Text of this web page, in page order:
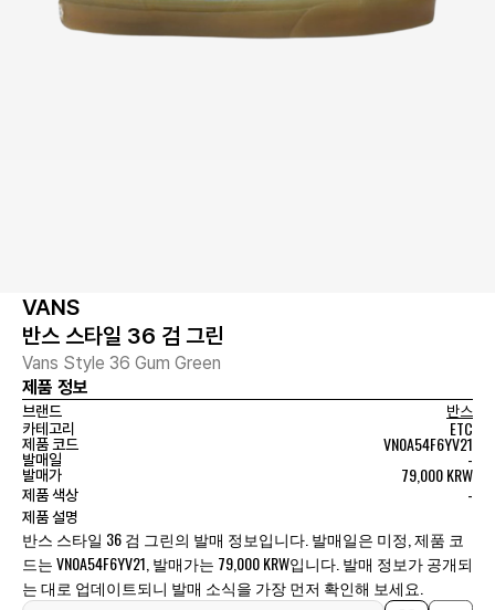
VANS
반스 스타일 36 검 그린
Vans Style 36 Gum Green
제품 정보
브랜드
반스
카테고리
ETC
제품 코드 VN0A54F6YV21
발매일 -
발매가 79,000 KRW
제품 색상 -
제품 설명
반스 스타일 36 검 그린의 발매 정보입니다. 발매일은 미정, 제품 코
드는 VN0A54F6YV21, 발매가는 79,000 KRW입니다. 발매 정보가 공개되
는 대로 업데이트되니 발매 소식을 가장 먼저 확인해 보세요.